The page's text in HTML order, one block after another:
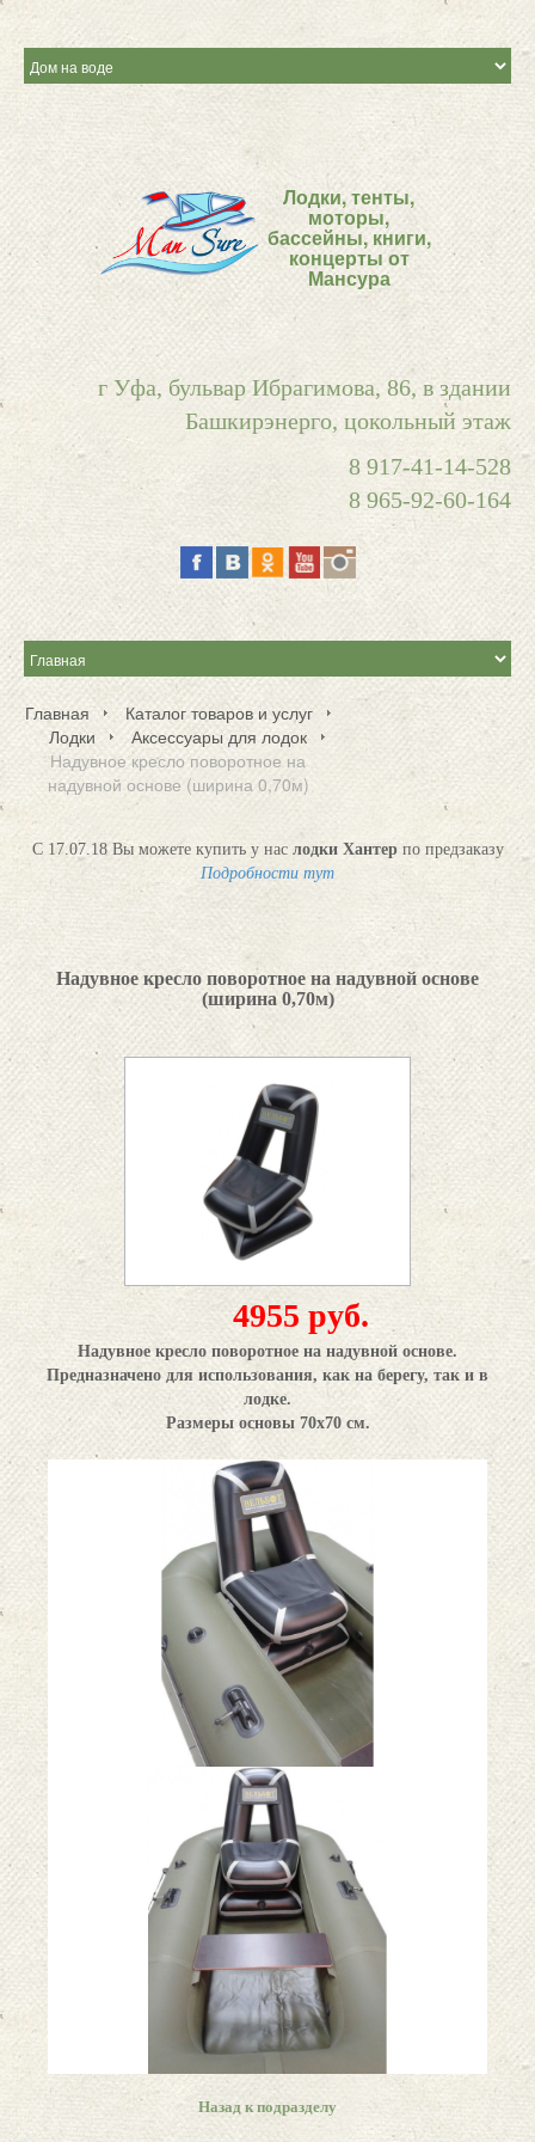
Лодки, тенты,
моторы,
бассейны, книги,
концерты от
Мансура
г Уфа, бульвар Ибрагимова, 86, в здании
Башкирэнерго, цокольный этаж
8 917-41-14-528
8 965-92-60-164
Главная
Каталог товаров и услуг
Лодки
Аксессуары для лодок
Надувное кресло поворотное на
надувной основе (ширина 0,70м)
С 17.07.18 Вы можете купить у нас лодки Хантер по предзаказу
Подробности тут
Надувное кресло поворотное на надувной основе
(ширина 0,70м)
4955 руб.
Надувное кресло поворотное на надувной основе.
Предназначено для использования, как на берегу, так и в
лодке.
Размеры основы 70х70 см.
Назад к подразделу